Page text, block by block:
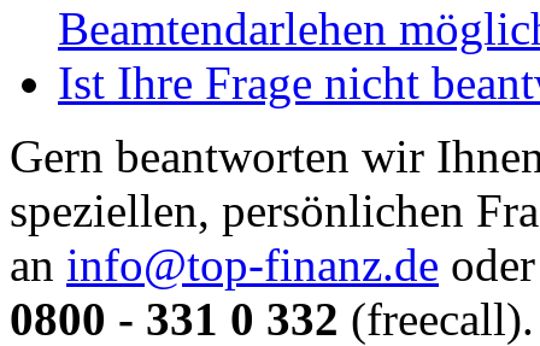
Beamtendarlehen
Ist Ihre Frage nicht
Gern beantworten wir
speziellen, persönlichen
an info@top-finanz.de
0800 - 331 0 332 (freecall).